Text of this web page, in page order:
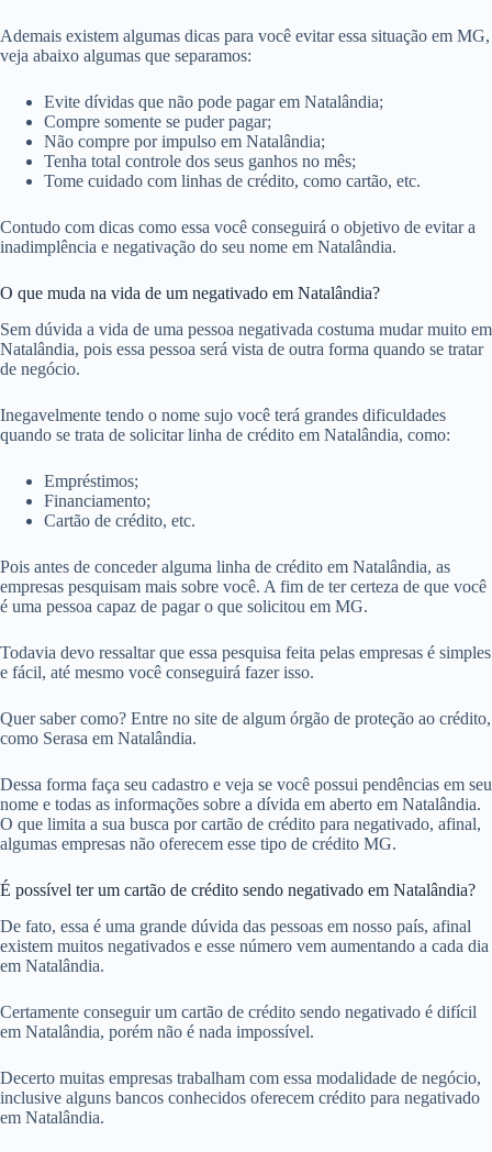
Ademais existem algumas dicas para você evitar essa situação em MG,
veja abaixo algumas que separamos:
Evite dívidas que não pode pagar em Natalândia;
Compre somente se puder pagar;
Não compre por impulso em Natalândia;
Tenha total controle dos seus ganhos no mês;
Tome cuidado com linhas de crédito, como cartão, etc.
Contudo com dicas como essa você conseguirá o objetivo de evitar a
inadimplência e negativação do seu nome em Natalândia.
O que muda na vida de um negativado em Natalândia?
Sem dúvida a vida de uma pessoa negativada costuma mudar muito em
Natalândia, pois essa pessoa será vista de outra forma quando se tratar
de negócio.
Inegavelmente tendo o nome sujo você terá grandes dificuldades
quando se trata de solicitar linha de crédito em Natalândia, como:
Empréstimos;
Financiamento;
Cartão de crédito, etc.
Pois antes de conceder alguma linha de crédito em Natalândia, as
empresas pesquisam mais sobre você. A fim de ter certeza de que você
é uma pessoa capaz de pagar o que solicitou em MG.
Todavia devo ressaltar que essa pesquisa feita pelas empresas é simples
e fácil, até mesmo você conseguirá fazer isso.
Quer saber como? Entre no site de algum órgão de proteção ao crédito,
como Serasa em Natalândia.
Dessa forma faça seu cadastro e veja se você possui pendências em seu
nome e todas as informações sobre a dívida em aberto em Natalândia.
O que limita a sua busca por cartão de crédito para negativado, afinal,
algumas empresas não oferecem esse tipo de crédito MG.
É possível ter um cartão de crédito sendo negativado em Natalândia?
De fato, essa é uma grande dúvida das pessoas em nosso país, afinal
existem muitos negativados e esse número vem aumentando a cada dia
em Natalândia.
Certamente conseguir um cartão de crédito sendo negativado é difícil
em Natalândia, porém não é nada impossível.
Decerto muitas empresas trabalham com essa modalidade de negócio,
inclusive alguns bancos conhecidos oferecem crédito para negativado
em Natalândia.